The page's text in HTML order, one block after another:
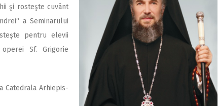
şi rosteşte cuvânt
a Seminarului
pentru elevii
Sf. Grigorie
Catedrala Arhiepis­